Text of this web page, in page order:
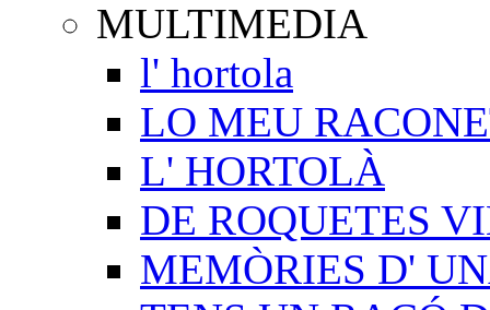
MULTIMEDIA
l' hortola
LO MEU
L' HORTOLÀ
DE ROQUETES
MEMÒRIES D'